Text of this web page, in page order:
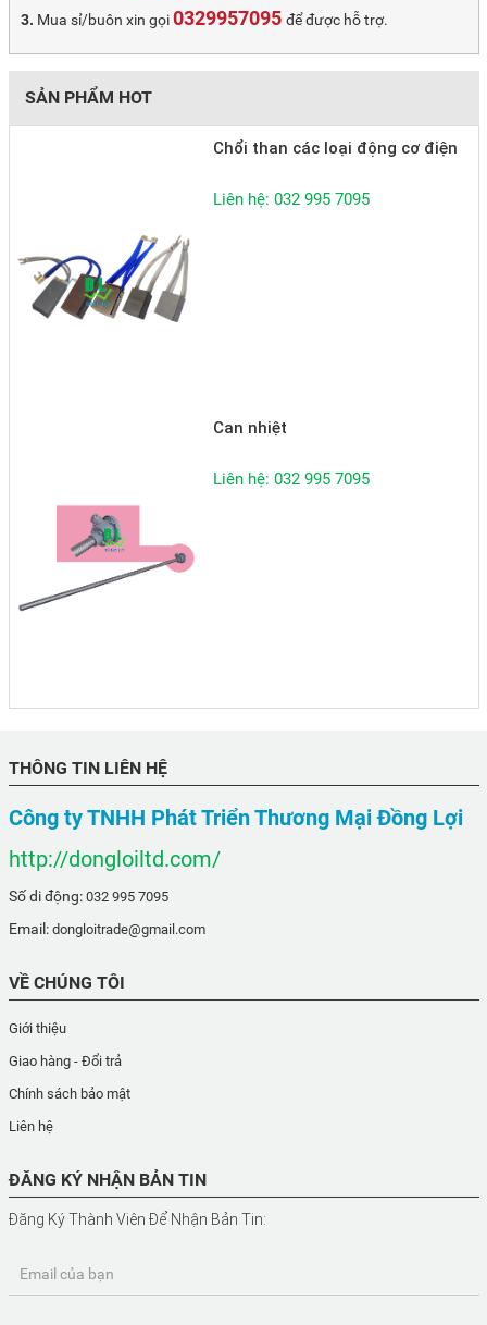
Mua sỉ/buôn xin gọi0329957095 để được hỗ trợ.
SẢN PHẨM HOT
Chổi than các loại động cơ điện
Liên hệ: 032 995 7095
Can nhiệt
Liên hệ: 032 995 7095
THÔNG TIN LIÊN HỆ
Công ty TNHH Phát Triển Thương Mại Đồng Lợi
http://dongloiltd.com/
Số di động: 032 995 7095
Email: dongloitrade@gmail.com
VỀ CHÚNG TÔI
Giới thiệu
Giao hàng - Đổi trả
Chính sách bảo mật
Liên hệ
ĐĂNG KÝ NHẬN BẢN TIN
Đăng Ký Thành Viên Để Nhận Bản Tin:
Email của bạn